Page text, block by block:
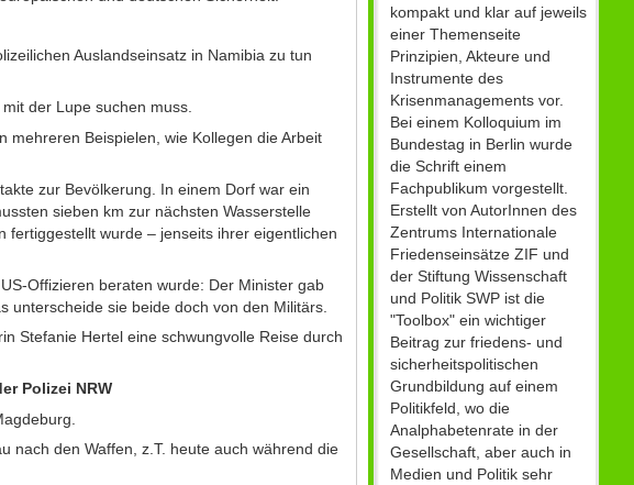
Auslandseinsatz in Namibia zu tun
der Lupe suchen muss.
Beispielen, wie Kollegen die Arbeit
zur Bevölkerung. In einem Dorf war ein
sieben km zur nächsten Wasserstelle
fertiggestellt wurde – jenseits ihrer eigentlichen
Offizieren beraten wurde: Der Minister gab
unterscheide sie beide doch von den Militärs.
Stefanie Hertel eine schwungvolle Reise durch
Polizei NRW
nach den Waffen, z.T. heute auch während die
kompakt und klar auf jeweils
einer Themenseite
Prinzipien, Akteure und
Instrumente des
Krisenmanagements vor.
Bei einem Kolloquium im
Bundestag in Berlin wurde
die Schrift einem
Fachpublikum vorgestellt.
Erstellt von AutorInnen des
Zentrums Internationale
Friedenseinsätze ZIF und
der Stiftung Wissenschaft
und Politik SWP ist die
"Toolbox" ein wichtiger
Beitrag zur friedens- und
sicherheitspolitischen
Grundbildung auf einem
Politikfeld, wo die
Analphabetenrate in der
Gesellschaft, aber auch in
Medien und Politik sehr